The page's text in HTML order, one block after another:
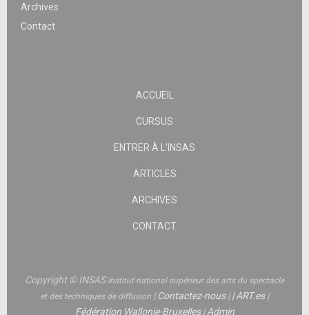
Archives
Contact
ACCUEIL
CURSUS
ENTRER À L’INSAS
ARTICLES
ARCHIVES
CONTACT
Copyright © INSASInstitut national supérieur des arts du spectacle
et des techniques de diffusion |Contactez-nous||ART.es|
Fédération Wallonie-Bruxelles|Admin